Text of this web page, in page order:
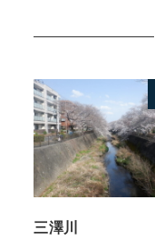
三澤川